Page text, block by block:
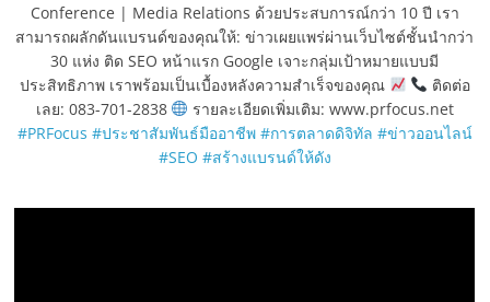
Conference | Media Relations ด้วยประสบการณ์กว่า 10 ปี เรา
สามารถผลักดันแบรนด์ของคุณให้: ข่าวเผยแพร่ผ่านเว็บไซต์ชั้นนำกว่า
30 แห่ง ติด SEO หน้าแรก Google เจาะกลุ่มเป้าหมายแบบมี
ประสิทธิภาพ เราพร้อมเป็นเบื้องหลังความสำเร็จของคุณ
ติดต่อ
เลย: 083-701-2838
รายละเอียดเพิ่มเติม: www.prfocus.net
#PRFocus #ประชาสัมพันธ์มืออาชีพ #การตลาดดิจิทัล #ข่าวออนไลน์
#SEO #สร้างแบรนด์ให้ดัง